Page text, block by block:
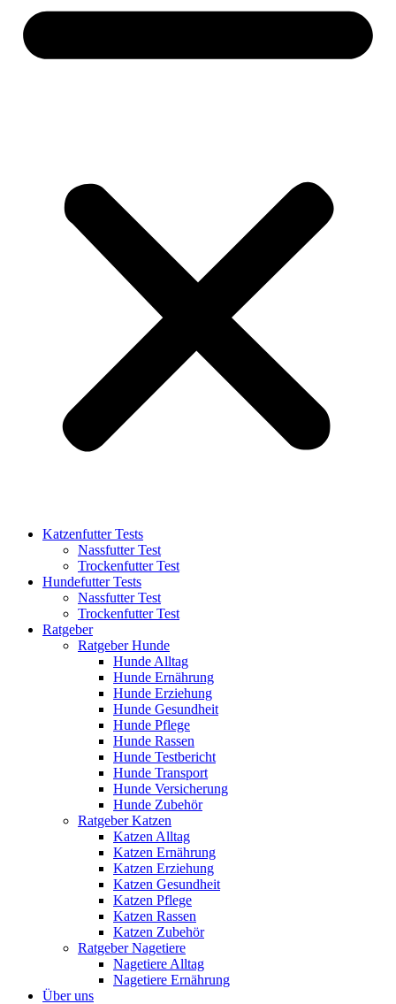
Katzenfutter Tests
Nassfutter Test
Trockenfutter Test
Hundefutter Tests
Nassfutter Test
Trockenfutter Test
Ratgeber
Ratgeber Hunde
Hunde Alltag
Hunde Ernährung
Hunde Erziehung
Hunde Gesundheit
Hunde Pflege
Hunde Rassen
Hunde Testbericht
Hunde Transport
Hunde Versicherung
Hunde Zubehör
Ratgeber Katzen
Katzen Alltag
Katzen Ernährung
Katzen Erziehung
Katzen Gesundheit
Katzen Pflege
Katzen Rassen
Katzen Zubehör
Ratgeber Nagetiere
Nagetiere Alltag
Nagetiere Ernährung
Über uns